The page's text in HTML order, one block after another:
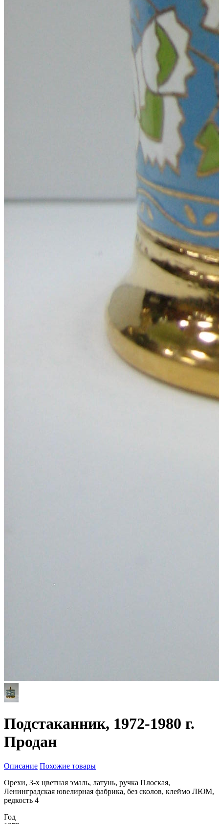
Подстаканник, 1972-1980 г.
Продан
Описание Похожие товары
Орехи, 3-х цветная эмаль, латунь, ручка Плоская,
Ленинградская ювелирная фабрика, без сколов, клеймо ЛЮМ,
редкость 4
Год